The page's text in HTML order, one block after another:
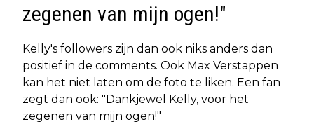
zegenen van mijn ogen!"
Kelly's followers zijn dan ook niks anders dan
positief in de comments. Ook Max Verstappen
kan het niet laten om de foto te liken. Een fan
zegt dan ook: "Dankjewel Kelly, voor het
zegenen van mijn ogen!"